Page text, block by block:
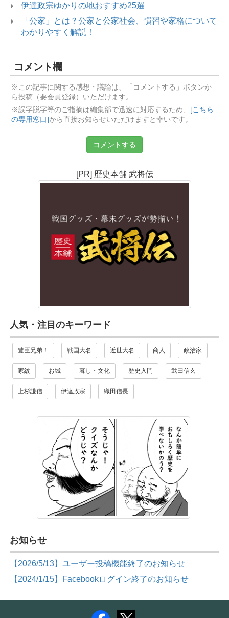
伊達政宗ゆかりの地おすすめ25選
「公家」とは？公家と公家社会、慣習や家格について
わかりやすく解説！
コメント欄
※この記事に関する感想・議論は、「コメントする」ボタンか
ら投稿（要会員登録）いただけます。
※誤字脱字等のご指摘は編集部で迅速に対応するため、
[こちら
の専用窓口]から直接お知らせいただけますと幸いです。
コメントする
[PR] 歴史本舗 武将伝
人気・注目のキーワード
豊臣兄弟！ 戦国大名 近世大名 商人 政治家
家紋 お城 暮し・文化 歴史入門 武田信玄
上杉謙信 伊達政宗 織田信長
お知らせ
【2026/5/13】ユーザー投稿機能終了のお知らせ
【2024/1/15】Facebookログイン終了のお知らせ